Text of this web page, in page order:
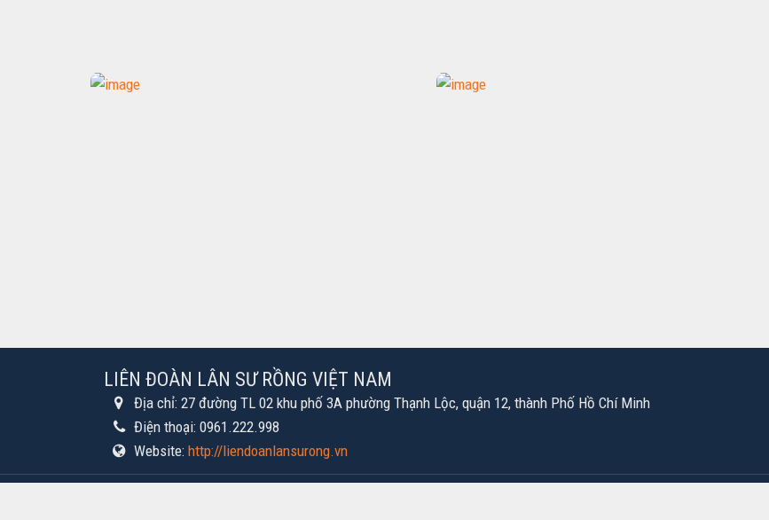
LIÊN ĐOÀN LÂN SƯ RỒNG VIỆT NAM
Địa chỉ: 27 đường TL 02 khu phố 3A phường Thạnh Lộc, quận 12, thành Phố Hồ Chí Minh
Điện thoại: 0961.222.998
Website: http://liendoanlansurong.vn